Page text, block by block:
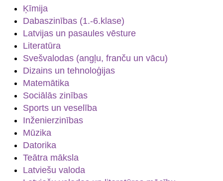
Ķīmija
Dabaszinības (1.-6.klase)
Latvijas un pasaules vēsture
Literatūra
Svešvalodas (angļu, franču un vācu)
Dizains un tehnoloģijas
Matemātika
Sociālās zinības
Sports un veselība
Inženierzinības
Mūzika
Datorika
Teātra māksla
Latviešu valoda